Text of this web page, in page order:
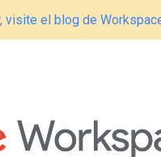
visite el blog de